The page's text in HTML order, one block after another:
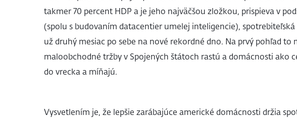
takmer 70 percent HDP a je jeho najväčšou zložkou, prispieva v
(spolu s budovaním datacentier umelej inteligencie), spotrebiteľská
už druhý mesiac po sebe na nové rekordné dno. Na prvý pohľad to
maloobchodné tržby v Spojených štátoch rastú a domácnosti ako
do vrecka a míňajú.
Vysvetlením je, že lepšie zarábajúce americké domácnosti držia